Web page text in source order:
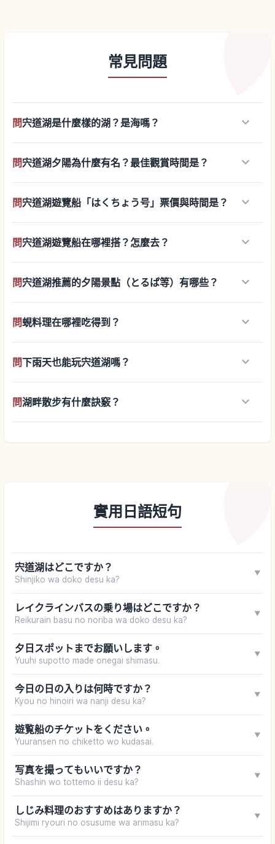
常見問題
問宍道湖是什麼樣的湖？是海嗎？ keyboard_arrow_down
問宍道湖夕陽為什麼有名？最佳觀賞時間是？ keyboard_arrow_down
問宍道湖遊覽船「はくちょう号」票價與時間是？ keyboard_arrow_down
問宍道湖遊覽船在哪裡搭？怎麼去？ keyboard_arrow_down
問宍道湖推薦的夕陽景點（とるぱ等）有哪些？ keyboard_arrow_down
問蜆料理在哪裡吃得到？ keyboard_arrow_down
問下雨天也能玩宍道湖嗎？ keyboard_arrow_down
問湖畔散步有什麼訣竅？ keyboard_arrow_down
實用日語短句
宍道湖はどこですか？
Shinjiko wa doko desu ka?
▼
レイクラインバスの乗り場はどこですか？
Reikurain basu no noriba wa doko desu ka?
▼
夕日スポットまでお願いします。
Yuuhi supotto made onegai shimasu.
▼
今日の日の入りは何時ですか？
Kyou no hinoiri wa nanji desu ka?
▼
遊覧船のチケットをください。
Yuuransen no chiketto wo kudasai.
▼
写真を撮ってもいいですか？
Shashin wo tottemo ii desu ka?
▼
しじみ料理のおすすめはありますか？
Shijimi ryouri no osusume wa arimasu ka?
▼